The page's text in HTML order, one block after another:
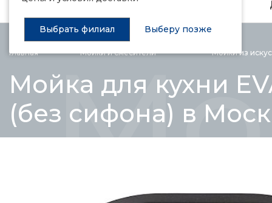
Выбрать филиал Выберу позже
Распродажа Подъемные механизмы
Главная Мойки исмесители Мойки из
Мойка для кухни
(без сифона) в